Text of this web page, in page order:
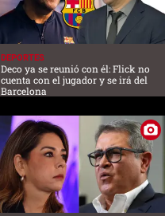
DEPORTES
Deco ya se reunió con él: Flick no
cuenta con el jugador y se irá del
Barcelona